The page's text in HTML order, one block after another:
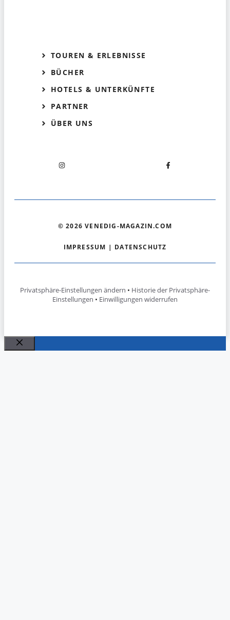
TOUREN & ERLEBNISSE
BÜCHER
HOTELS & UNTERKÜNFTE
PARTNER
ÜBER UNS
© 2026 VENEDIG-MAGAZIN.COM
IMPRESSUM | DATENSCHUTZ
Privatsphäre-Einstellungen ändern • Historie der Privatsphäre-
Einstellungen • Einwilligungen widerrufen
Schließen